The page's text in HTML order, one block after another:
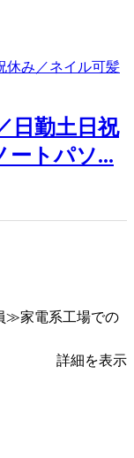
日勤土日祝
ートパソ...
≫家電系工場での
詳細を表示